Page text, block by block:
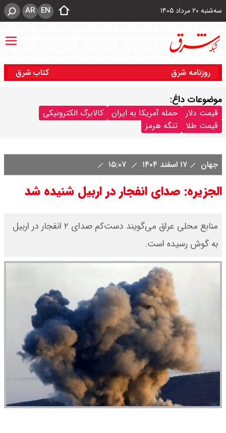
سه‌شنبه ۲۰ مرداد ۱۴۰۵ EN
AR
روزنامه شرق کتاب شرق
موضوعات داغ:
قیمت دلار حمله آمریکا به ایران
کالابرگ الکترونیکی
قیمت طلا
تنگه هرمز
جهان ۱۷ اسفند ۱۴۰۴
الجزیره: صدای انفجار در اربیل شنیده شد
منابع محلی عراق می‌‌گویند دست‌کم صدای ۲ انفجار در اربیل
به گوش رسیده است.